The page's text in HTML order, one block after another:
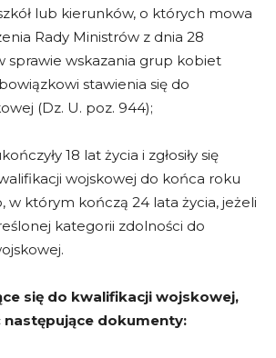
lub kierunków, o których mowa
Rady Ministrów z dnia 28
sprawie wskazania grup kobiet
stawienia się do
(Dz. U. poz. 944);
18 lat życia i zgłosiły się
wojskowej do końca roku
w którym kończą 24 lata życia, jeżeli
kategorii zdolności do
się do kwalifikacji wojskowej,
dokumenty: